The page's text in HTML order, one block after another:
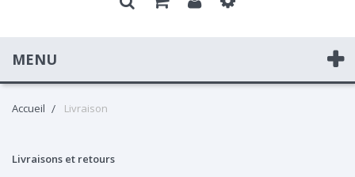
MENU
Accueil Livraison
Livraisons et retours